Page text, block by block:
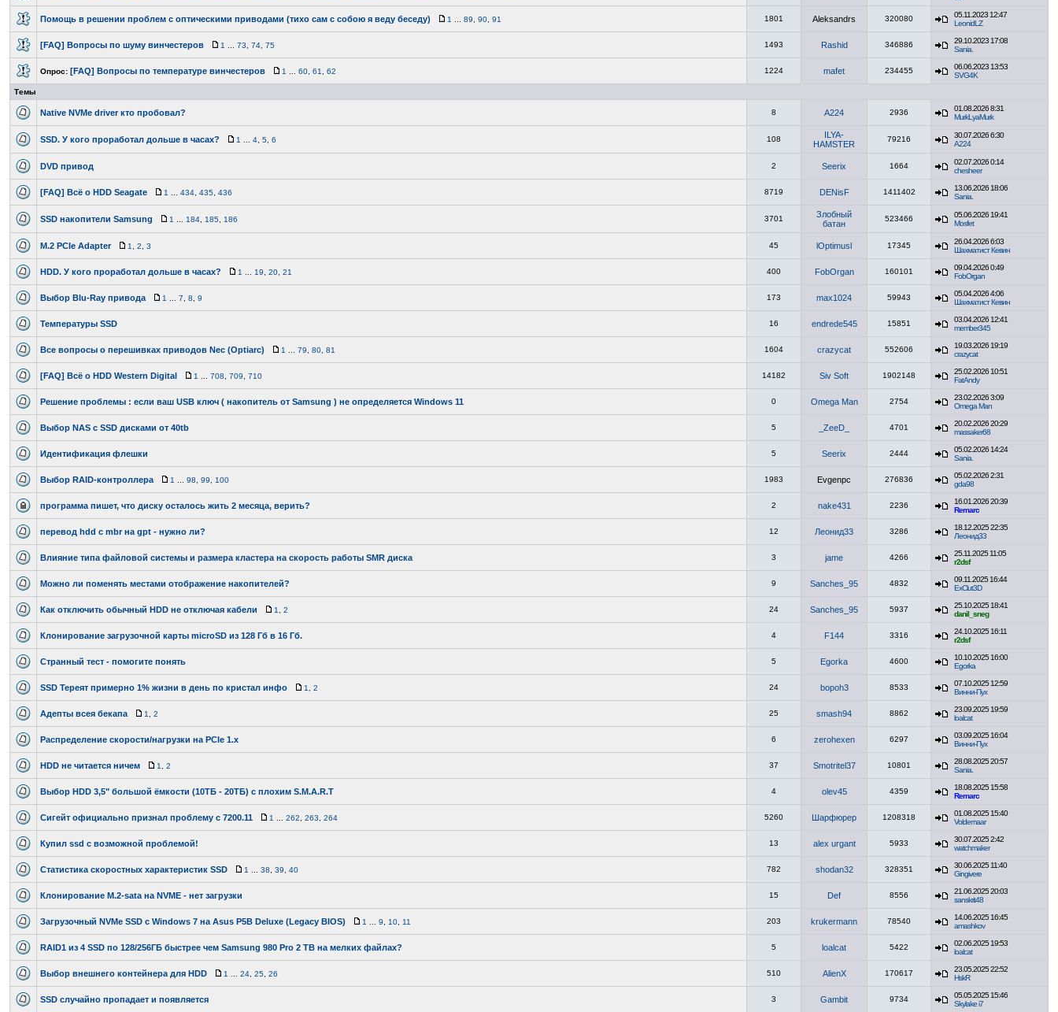
Помощь в решении проблем с оптическими приводами (тихо сам с собою я веду беседу) 1 89 90 91 1801 Aleksandrs 320080
05.11.2023 12:47
LeonidLZ
[FAQ] Вопросы по шуму винчестеров 1 73 74 75 1493 Rashid 346886
29.10.2023 17:08
Sania.
Опрос: [FAQ] Вопросы по температуре винчестеров 1 60 61 62 1224 mafet 234455
06.06.2023 13:53
SVG4K
Темы
Native NVMe driver кто пробовал? 8 A224 2936
01.08.2026 8:31
MurkLyaMurk
SSD. У кого проработал дольше в часах? 1 4 5 6 108
ILYA-
HAMSTER
79216
30.07.2026 6:30
A224
DVD привод 2 Seerix 1664
02.07.2026 0:14
chesheer
[FAQ] Всё о HDD Seagate 1 434 435 436 8719 DENisF 1411402
13.06.2026 18:06
Sania.
SSD накопители Samsung 1 184 185 186 3701
Злобный
батан
523466
05.06.2026 19:41
Mosfet
M.2 PCIe Adapter 1 2 3 45 lOptimusl 17345
26.04.2026 6:03
Шахматист Кевин
HDD. У кого проработал дольше в часах? 1 19 20 21 400 FobOrgan 160101
09.04.2026 0:49
FobOrgan
Выбор Blu-Ray привода 1 7 8 9 173 max1024 59943
05.04.2026 4:06
Шахматист Кевин
Температуры SSD 16 endrede545 15851
03.04.2026 12:41
member345
Все вопросы о перешивках приводов Nec (Optiarc) 1 79 80 81 1604 crazycat 552606
19.03.2026 19:19
crazycat
[FAQ] Всё о HDD Western Digital 1 708 709 710 14182 Siv Soft 1902148
25.02.2026 10:51
FatAndy
Решение проблемы : если ваш USB ключ ( накопитель от Samsung ) не определяется Windows 11 0 Omega Man 2754
23.02.2026 3:09
Omega Man
Выбор NAS с SSD дисками от 40tb 5 _ZeeD_ 4701
20.02.2026 20:29
massaker68
Идентификация флешки 5 Seerix 2444
05.02.2026 14:24
Sania.
Выбор RAID-контроллера 1 98 99 100 1983 Evgenpc 276836
05.02.2026 2:31
gda98
программа пишет, что диску осталось жить 2 месяца, верить? 2 nake431 2236
16.01.2026 20:39
Remarc
перевод hdd с mbr на gpt - нужно ли? 12 Леонид33 3286
18.12.2025 22:35
Леонид33
Влияние типа файловой системы и размера кластера на скорость работы SMR диска 3 jame 4266
25.11.2025 11:05
r2dsf
Можно ли поменять местами отображение накопителей? 9 Sanches_95 4832
09.11.2025 16:44
ExClut3D
Как отключить обычный HDD не отключая кабели 1 2 24 Sanches_95 5937
25.10.2025 18:41
danil_sneg
Клонирование загрузочной карты microSD из 128 Гб в 16 Гб. 4 F144 3316
24.10.2025 16:11
r2dsf
Странный тест - помогите понять 5 Egorka 4600
10.10.2025 16:00
Egorka
SSD Тереят примерно 1% жизни в день по кристал инфо 1 2 24 bopoh3 8533
07.10.2025 12:59
Винни-Пух
Адепты всея бекапа 1 2 25 smash94 8862
23.09.2025 19:59
loalcat
Распределение скорости/нагрузки на PCIe 1.x 6 zerohexen 6297
03.09.2025 16:04
Винни-Пух
HDD не читается ничем 1 2 37 Smotritel37 10801
28.08.2025 20:57
Sania.
Выбор HDD 3,5" большой ёмкости (10ТБ - 20ТБ) с плохим S.M.A.R.T 4 olev45 4359
18.08.2025 15:58
Remarc
Сигейт официально признал проблему с 7200.11 1 262 263 264 5260 Шарфюрер 1208318
01.08.2025 15:40
Voldemaar
Купил ssd c возможной проблемой! 13 alex urgant 5933
30.07.2025 2:42
watchmaker
Статистика скоростных характеристик SSD 1 38 39 40 782 shodan32 328351
30.06.2025 11:40
Gingivere
Клонирование M.2-sata на NVME - нет загрузки 15 Def 8556
21.06.2025 20:03
sanskrit48
Загрузочный NVMe SSD c Windows 7 на Asus P5B Deluxe (Legacy BIOS) 1 9 10 11 203 krukermann 78540
14.06.2025 16:45
amashkov
RAID1 из 4 SSD по 128/256ГБ быстрее чем Samsung 980 Pro 2 TB на мелких файлах? 5 loalcat 5422
02.06.2025 19:53
loalcat
Выбор внешнего контейнера для HDD 1 24 25 26 510 AlienX 170617
23.05.2025 22:52
HskR
SSD случайно пропадает и появляется 3 Gambit 9734
05.05.2025 15:46
Skylake i7